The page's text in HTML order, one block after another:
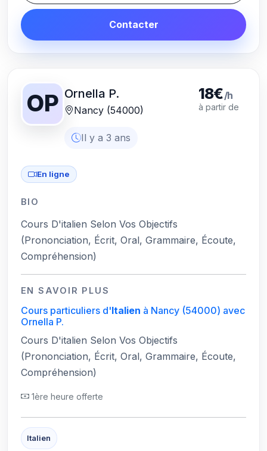
Contacter
OP Ornella P.
Nancy (54000)
Il y a 3 ans
18€/h
à partir de
En ligne
BIO
Cours D'italien Selon Vos Objectifs
(Prononciation, Écrit, Oral, Grammaire, Écoute,
Compréhension)
EN SAVOIR PLUS
Cours particuliers d'Italien à Nancy (54000) avec
Ornella P.
Cours D'italien Selon Vos Objectifs
(Prononciation, Écrit, Oral, Grammaire, Écoute,
Compréhension)
1ère heure offerte
Italien